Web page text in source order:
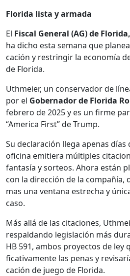
Flori­da lista y arma­da
El Fis­cal Gen­er­al (AG) de
ha dicho esta sem­ana que
cación y restringir la economía
de Flori­da.
Uth­meier, un con­ser­vador de
por el Gob­er­nador de Flori­da
febrero de 2025 y es un firme
“Amer­i­ca First” de Trump.
Su declaración lle­ga ape­nas días
ofic­i­na emi­tiera múlti­ples
fan­tasía y sor­te­os. Aho­ra están
con la direc­ción de la
mas una ven­tana estrecha y
caso.
Más allá de las cita­ciones,
respal­dan­do leg­is­lación más
HB 591, ambos proyec­tos de
fica­ti­va­mente las penas y
cación de juego de Flori­da.